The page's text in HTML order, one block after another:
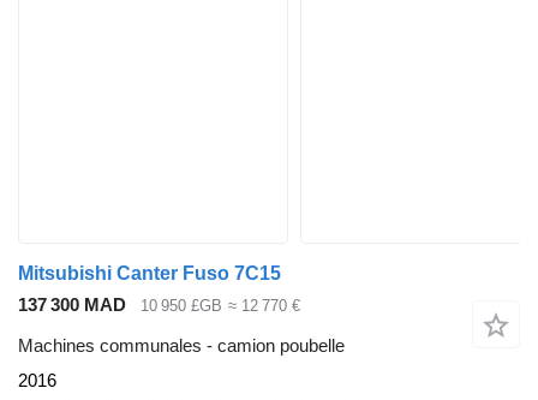
Mitsubishi Canter Fuso 7C15
137 300 MAD
10 950 £GB ≈ 12 770 €
Machines communales - camion poubelle
2016